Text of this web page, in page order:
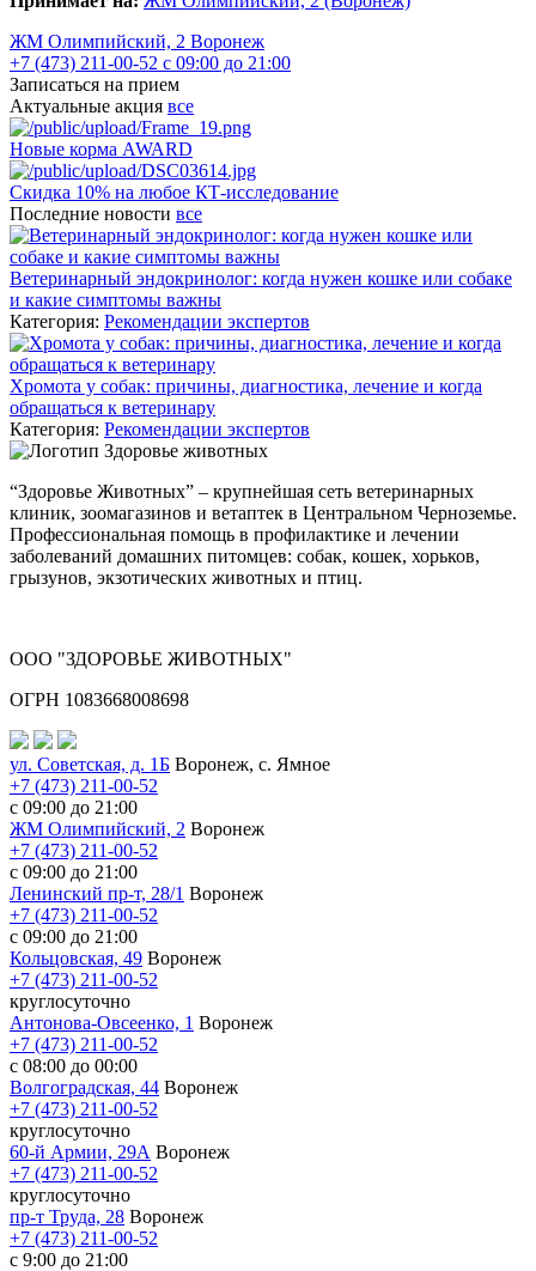
ЖМ Олимпийский, 2 Воронеж
+7 (473) 211-00-52 с 09:00 до 21:00
Записаться на прием
Актуальные акция все
Новые корма AWARD
Скидка 10% на любое КТ-исследование
Последние новости все
Ветеринарный эндокринолог: когда нужен кошке или собаке
и какие симптомы важны
Категория: Рекомендации экспертов
Хромота у собак: причины, диагностика, лечение и когда
обращаться к ветеринару
Категория: Рекомендации экспертов
“Здоровье Животных” – крупнейшая сеть ветеринарных
клиник, зоомагазинов и ветаптек в Центральном Черноземье.
Профессиональная помощь в профилактике и лечении
заболеваний домашних питомцев: собак, кошек, хорьков,
грызунов, экзотических животных и птиц.
ООО "ЗДОРОВЬЕ ЖИВОТНЫХ"
ОГРН 1083668008698
ул. Советская, д. 1Б Воронеж, с. Ямное
+7 (473) 211-00-52
с 09:00 до 21:00
ЖМ Олимпийский, 2 Воронеж
+7 (473) 211-00-52
с 09:00 до 21:00
Ленинский пр-т, 28/1 Воронеж
+7 (473) 211-00-52
с 09:00 до 21:00
Кольцовская, 49 Воронеж
+7 (473) 211-00-52
круглосуточно
Антонова-Овсеенко, 1 Воронеж
+7 (473) 211-00-52
с 08:00 до 00:00
Волгоградская, 44 Воронеж
+7 (473) 211-00-52
круглосуточно
60-й Армии, 29А Воронеж
+7 (473) 211-00-52
круглосуточно
пр-т Труда, 28 Воронеж
+7 (473) 211-00-52
c 9:00 до 21:00